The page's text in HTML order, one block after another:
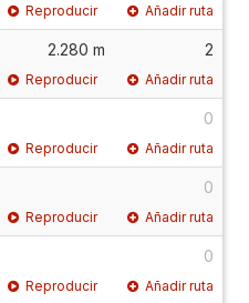
Reproducir Añadir ruta
2.280 m 2
Reproducir Añadir ruta
0
Reproducir Añadir ruta
0
Reproducir Añadir ruta
0
Reproducir Añadir ruta